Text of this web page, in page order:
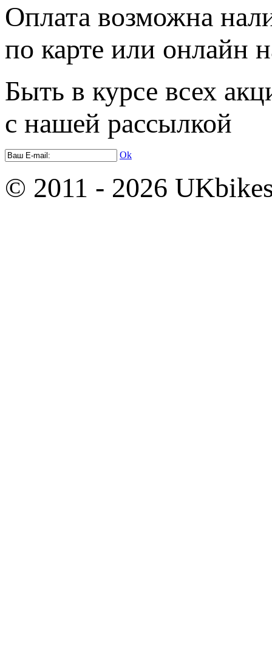
Оплата возможна
по карте или онлайн
Быть в курсе всех
с нашей рассылкой
Ok
© 2011 - 2026